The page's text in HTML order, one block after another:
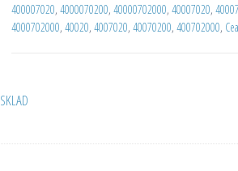
400007020, 4000070200, 40000702000, 40007020,
4000702000, 40020, 4007020, 40070200, 400702000,
SKLAD